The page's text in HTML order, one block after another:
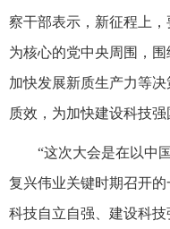
察干部表示，新征程上
为核心的党中央周围，围
加快发展新质生产力等
质效，为加快建设科技强
“这次大会是在以中
复兴伟业关键时期召开
科技自立自强、建设科